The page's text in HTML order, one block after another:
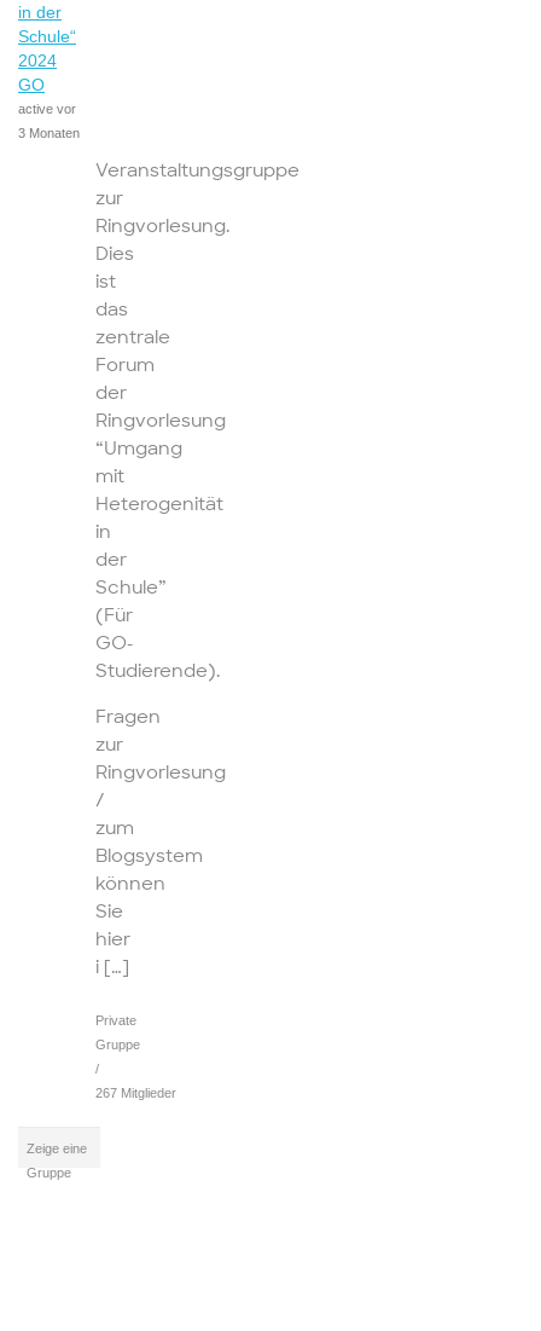
in der
Schule“
2024
GO
active vor
3 Monaten
Veranstaltungsgruppe
zur
Ringvorlesung.
Dies
ist
das
zentrale
Forum
der
Ringvorlesung
“Umgang
mit
Heterogenität
in
der
Schule”
(Für
GO-
Studierende).
Fragen
zur
Ringvorlesung
/
zum
Blogsystem
können
Sie
hier
i […]
Private
Gruppe
/
267 Mitglieder
Zeige eine
Gruppe